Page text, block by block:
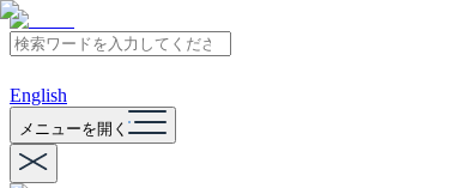
English
メニューを開く